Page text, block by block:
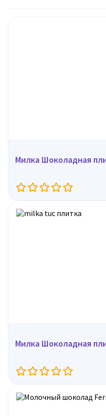
Милка Шоколадная
Милка Шоколадная